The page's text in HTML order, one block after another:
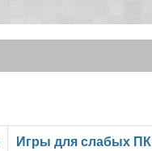
Игры для слабых ПК